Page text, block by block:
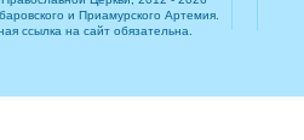
и Приамурского Артемия.
ссылка на сайт обязательна.